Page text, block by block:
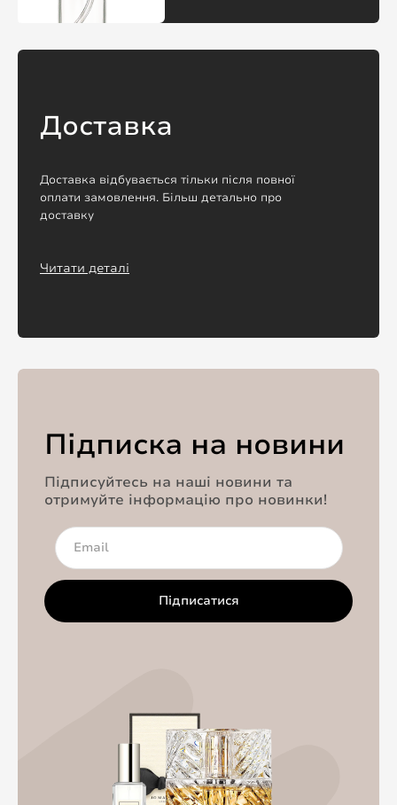
Доставка
Доставка відбувається тільки після повної
оплати замовлення. Більш детально про
доставку
Читати деталі
Підписка на новини
Підписуйтесь на наші новини та
отримуйте інформацію про новинки!
Підписатися